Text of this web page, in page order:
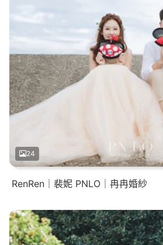
24
RenRen｜裴妮 PNLO｜冉冉婚紗